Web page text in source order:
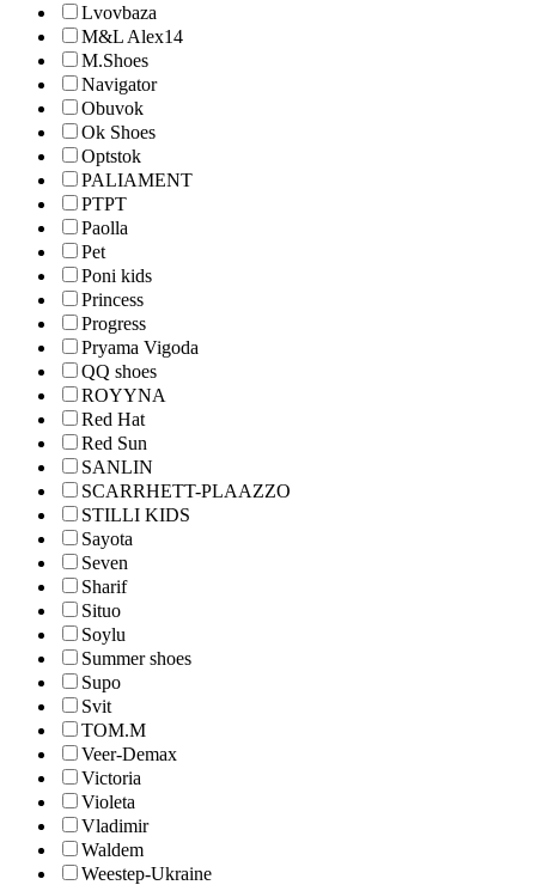
Lvovbaza
M&L Alex14
M.Shoes
Navigator
Obuvok
Ok Shoes
Optstok
PALIAMENT
PTPT
Paolla
Pet
Poni kids
Princess
Progress
Pryama Vigoda
QQ shoes
ROYYNA
Red Hat
Red Sun
SANLIN
SCARRHETT-PLAAZZO
STILLI KIDS
Sayota
Seven
Sharif
Situo
Soylu
Summer shoes
Supo
Svit
TOM.M
Veer-Demax
Victoria
Violeta
Vladimir
Waldem
Weestep-Ukraine